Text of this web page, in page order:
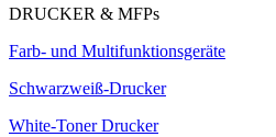
DRUCKER & MFPs
Farb- und Multifunktionsgeräte
Schwarzweiß-Drucker
White-Toner Drucker